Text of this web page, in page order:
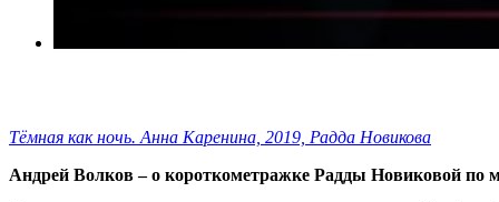
Тёмная как ночь. Анна Каренина, 2019, Радда Новикова
Андрей Волков – о короткометражке Радды Новиковой